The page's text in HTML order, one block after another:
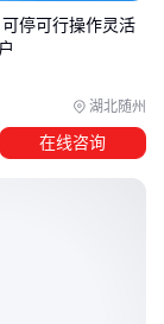
湖北随州
停可行操作灵活
在线咨询